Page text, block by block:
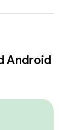
Android